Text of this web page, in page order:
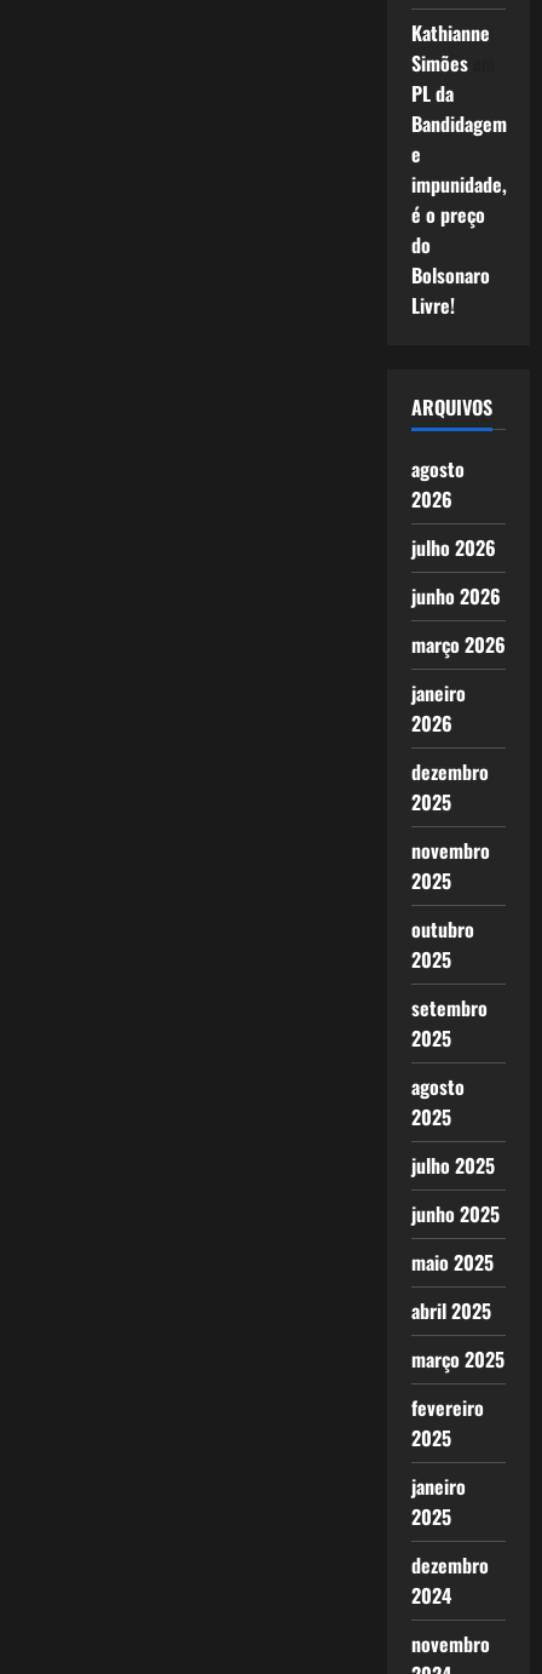
Kathianne
Simõesem
PL da
Bandidagem
e
impunidade,
é o preço
do
Bolsonaro
Livre!
ARQUIVOS
agosto
2026
julho 2026
junho 2026
março 2026
janeiro
2026
dezembro
2025
novembro
2025
outubro
2025
setembro
2025
agosto
2025
julho 2025
junho 2025
maio 2025
abril 2025
março 2025
fevereiro
2025
janeiro
2025
dezembro
2024
novembro